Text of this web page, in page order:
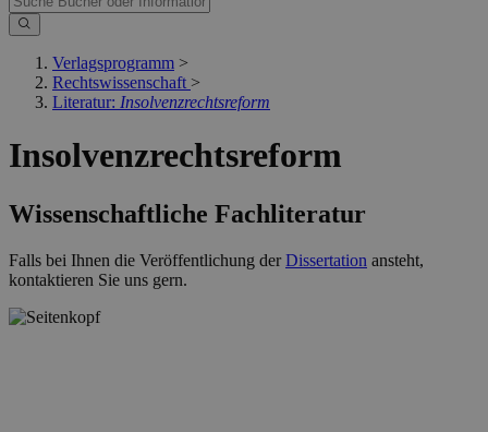
Verlagsprogramm >
Rechtswissenschaft >
Literatur: Insolvenzrechtsreform
Insolvenzrechtsreform
Wissenschaftliche Fachliteratur
Falls bei Ihnen die Veröffentlichung derDissertation ansteht,
kontaktieren Sie uns gern.